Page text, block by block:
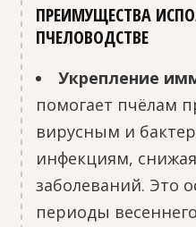
ПРЕИМУЩЕСТВА
ПЧЕЛОВОДСТВЕ
Укрепление
помогает пчёлам
вирусным и
инфекциям,
заболеваний. Это
периоды